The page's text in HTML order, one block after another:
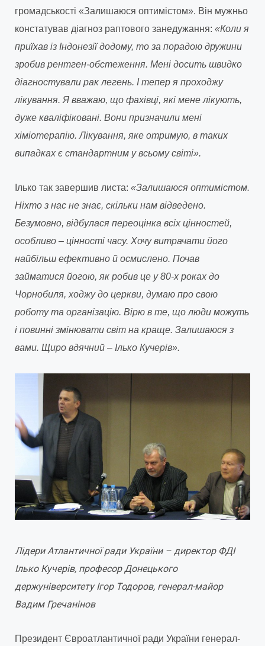
громадськості «Залишаюся оптимістом». Він мужньо
констатував діагноз раптового занедужання: «Коли я
приїхав із Індонезії додому, то за порадою дружини
зробив рентген-обстеження. Мені досить швидко
діагностували рак легень. І тепер я проходжу
лікування. Я вважаю, що фахівці, які мене лікують,
дуже кваліфіковані. Вони призначили мені
хіміотерапію. Лікування, яке отримую, в таких
випадках є стандартним у всьому світі».
Ілько так завершив листа: «Залишаюся оптимістом.
Ніхто з нас не знає, скільки нам відведено.
Безумовно, відбулася переоцінка всіх цінностей,
особливо – цінності часу. Хочу витрачати його
найбільш ефективно й осмислено. Почав
займатися йогою, як робив це у 80-х роках до
Чорнобиля, ходжу до церкви, думаю про свою
роботу та організацію. Вірю в те, що люди можуть
і повинні змінювати світ на краще. Залишаюся з
вами. Щиро вдячний – Ілько Кучерів».
Лідери Атлантичної ради України – директор ФДІ
Ілько Кучерів, професор Донецького
держуніверситету Ігор Тодоров, генерал-майор
Вадим Гречанінов
Президент Євроатлантичної ради України генерал-